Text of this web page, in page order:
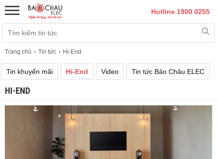
Hotline 1900 0255
Trang chủ Tin tức Hi-End
Tin khuyến mãi Hi-End Video Tin tức Bảo Châu ELEC
HI-END